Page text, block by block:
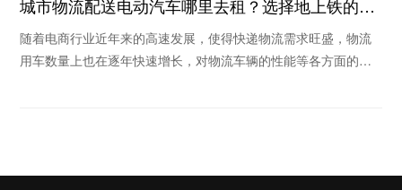
城市物流配送电动汽车哪里去租？选择地上铁的理
由
随着电商行业近年来的高速发展，使得快递物流需求旺盛，物流
用车数量上也在逐年快速增长，对物流车辆的性能等各方面的要